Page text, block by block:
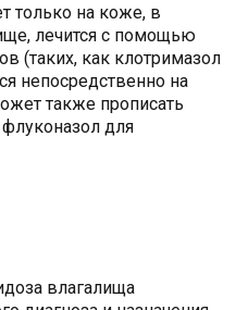
только на коже, в
лечится с помощью
(таких, как клотримазол
непосредственно на
также прописать
для
влагалища